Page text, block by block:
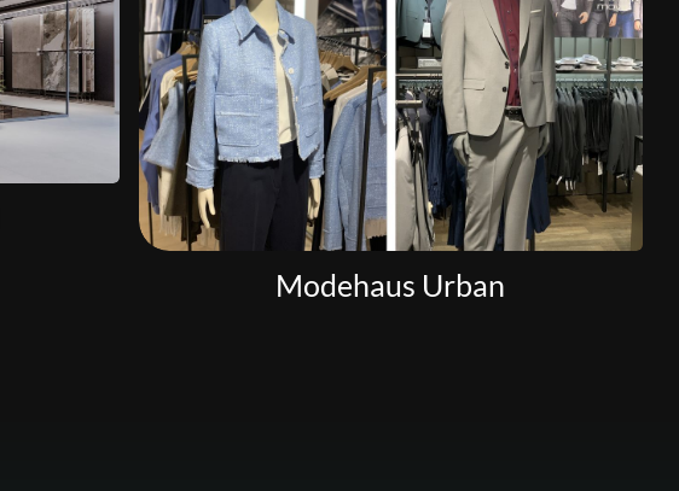
Modehaus Urban